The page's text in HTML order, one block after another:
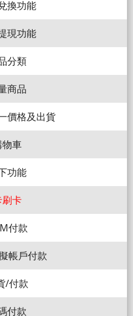
換功能
現功能
分類
商品
價格及出貨
物車
功能
卡
付款
帳戶付款
/付款
付款